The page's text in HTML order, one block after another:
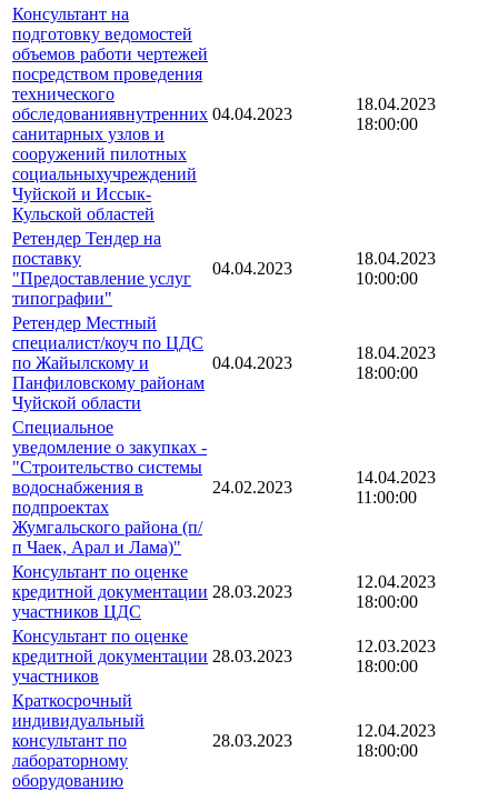
Консультант на
подготовку ведомостей
объемов работи чертежей
посредством проведения
технического
обследованиявнутренних
санитарных узлов и
сооружений пилотных
социальныхучреждений
Чуйской и Иссык-
Кульской областей
04.04.2023
18.04.2023
18:00:00
Ретендер Тендер на
поставку
"Предоставление услуг
типографии"
04.04.2023
18.04.2023
10:00:00
Ретендер Местный
специалист/коуч по ЦДС
по Жайылскому и
Панфиловскому районам
Чуйской области
04.04.2023
18.04.2023
18:00:00
Специальное
уведомление о закупках -
"Строительство системы
водоснабжения в
подпроектах
Жумгальского района (п/
п Чаек, Арал и Лама)"
24.02.2023
14.04.2023
11:00:00
Консультант по оценке
кредитной документации
участников ЦДС
28.03.2023
12.04.2023
18:00:00
Консультант по оценке
кредитной документации
участников
28.03.2023
12.03.2023
18:00:00
Краткосрочный
индивидуальный
консультант по
лабораторному
оборудованию
28.03.2023
12.04.2023
18:00:00